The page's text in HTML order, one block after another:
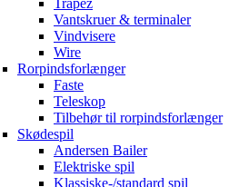
Trapez
Vantskruer & terminaler
Vindvisere
Wire
Rorpindsforlænger
Faste
Teleskop
Tilbehør til rorpindsforlænger
Skødespil
Andersen Bailer
Elektriske spil
Klassiske-/standard spil